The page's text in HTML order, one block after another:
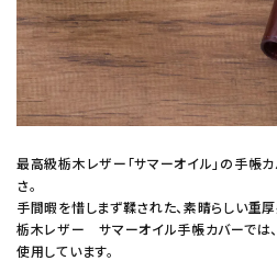
最高級栃木レザー「サマーオイル」の手帳
さ。
手間暇を惜しまず鞣された、素晴らしい重
栃木レザー サマーオイル手帳カバーでは
使用しています。